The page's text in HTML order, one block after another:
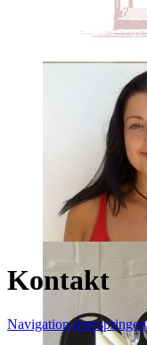
Kontakt
Navigation überspringen